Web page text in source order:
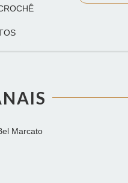
Marcato